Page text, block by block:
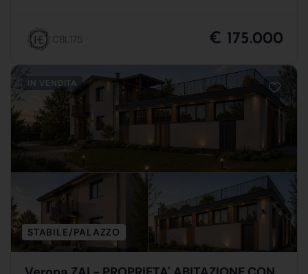
CBL175 € 175.000
IN VENDITA
STABILE/PALAZZO